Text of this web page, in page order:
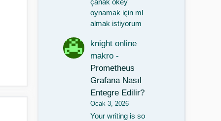
çanak okey
oynamak için ml
almak istiyorum
knight online
makro -
Prometheus
Grafana Nasıl
Entegre Edilir?
Ocak 3, 2026
Your writing is so